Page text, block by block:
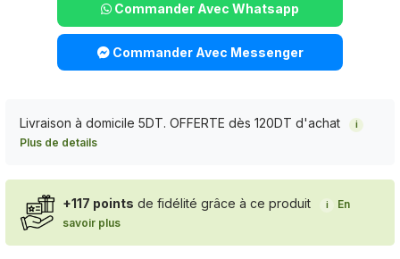
Commander Avec Whatsapp
Commander Avec Messenger
Livraison à domicile 5DT. OFFERTE dès 120DT d'achat i
Plus de details
+117 points de fidélité grâce à ce produit i
En
savoir plus